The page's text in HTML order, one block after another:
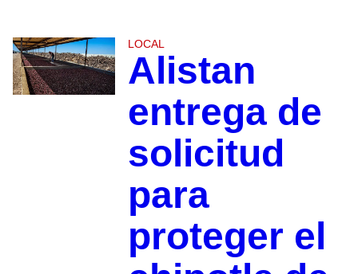
LOCAL
Alistan
entrega de
solicitud
para
proteger el